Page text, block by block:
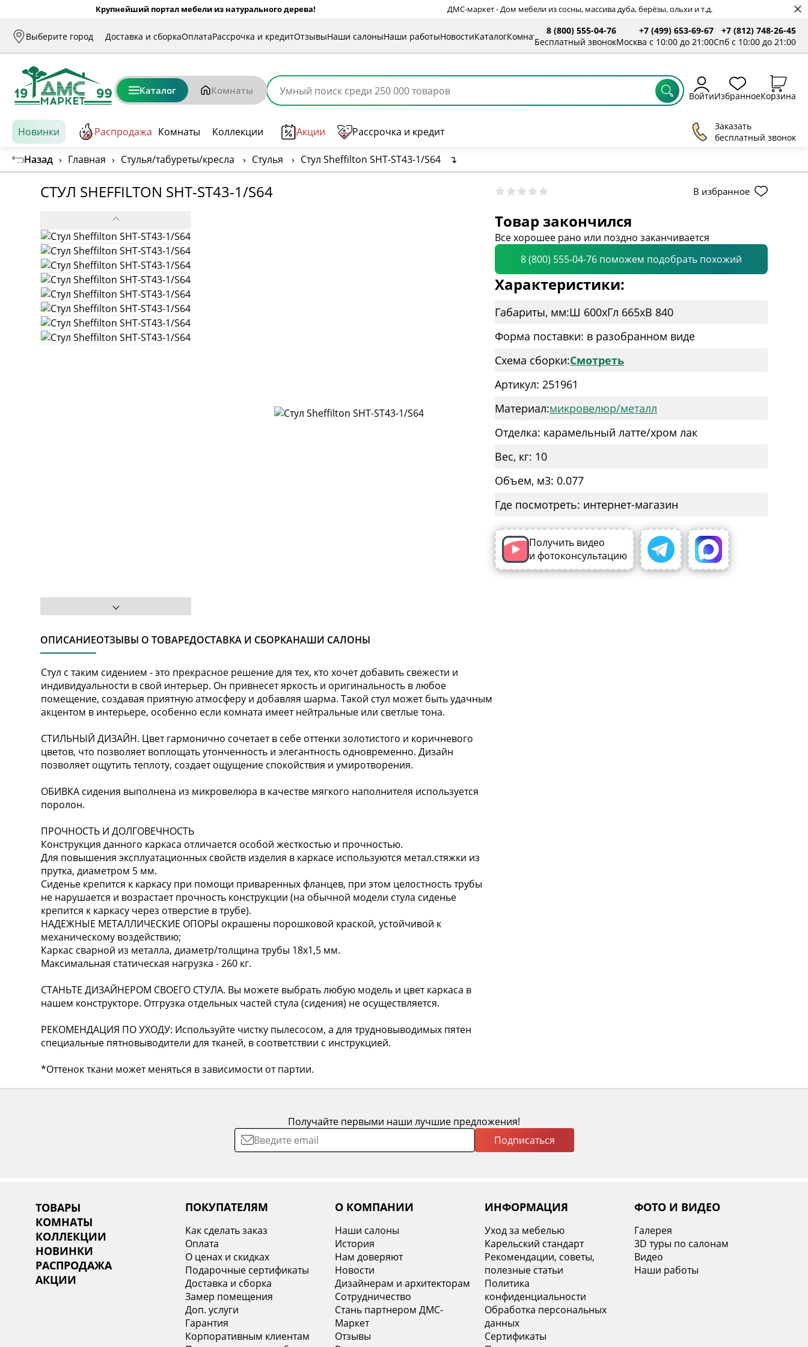
Крупнейший портал мебели из натурального дерева! ДМС-маркет - Дом мебели из сосны, массива дуба, берёзы, ольхи и т.д.
Выберите город Доставка и сборкаОплатаРассрочка и кредитОтзывыНаши салоныНаши работыНовостиКаталогКомнаты
8 (800) 555-04-76
Бесплатный звонок
+7 (499) 653-69-67
Москва с 10:00 до 21:00
+7 (812) 748-26-45
Спб с 10:00 до 21:00
Каталог Комнаты ВойтиИзбранноеКорзина
Новинки Распродажа Комнаты Коллекции Акции Рассрочка и кредит
Заказать
бесплатный звонок
Назад › Главная › Стулья/табуреты/кресла › Стулья › Стул Sheffilton SHT-ST43-1/S64 ↴
СТУЛ SHEFFILTON SHT-ST43-1/S64 В избранное
ОПИСАНИЕОТЗЫВЫ О ТОВАРЕДОСТАВКА И СБОРКАНАШИ САЛОНЫ
Стул с таким сидением - это прекрасное решение для тех, кто хочет добавить свежести и
индивидуальности в свой интерьер. Он привнесет яркость и оригинальность в любое
помещение, создавая приятную атмосферу и добавляя шарма. Такой стул может быть удачным
акцентом в интерьере, особенно если комната имеет нейтральные или светлые тона.
СТИЛЬНЫЙ ДИЗАЙН. Цвет гармонично сочетает в себе оттенки золотистого и коричневого
цветов, что позволяет воплощать утонченность и элегантность одновременно. Дизайн
позволяет ощутить теплоту, создает ощущение спокойствия и умиротворения.
ОБИВКА сидения выполнена из микровелюра в качестве мягкого наполнителя используется
поролон.
ПРОЧНОСТЬ И ДОЛГОВЕЧНОСТЬ
Конструкция данного каркаса отличается особой жесткостью и прочностью.
Для повышения эксплуатационных свойств изделия в каркасе используются метал.стяжки из
прутка, диаметром 5 мм.
Сиденье крепится к каркасу при помощи приваренных фланцев, при этом целостность трубы
не нарушается и возрастает прочность конструкции (на обычной модели стула сиденье
крепится к каркасу через отверстие в трубе).
НАДЕЖНЫЕ МЕТАЛЛИЧЕСКИЕ ОПОРЫ окрашены порошковой краской, устойчивой к
механическому воздействию;
Каркас сварной из металла, диаметр/толщина трубы 18х1,5 мм.
Максимальная статическая нагрузка - 260 кг.
СТАНЬТЕ ДИЗАЙНЕРОМ СВОЕГО СТУЛА. Вы можете выбрать любую модель и цвет каркаса в
нашем конструкторе. Отгрузка отдельных частей стула (сидения) не осуществляется.
РЕКОМЕНДАЦИЯ ПО УХОДУ: Используйте чистку пылесосом, а для трудновыводимых пятен
специальные пятновыводители для тканей, в соответствии с инструкцией.
*Оттенок ткани может меняться в зависимости от партии.
Товар закончился
Все хорошее рано или поздно заканчивается
8 (800) 555-04-76 поможем подобрать похожий
Характеристики:
Габариты, мм:Ш 600xГл 665xВ 840
Форма поставки: в разобранном виде
Схема сборки:Смотреть
Артикул: 251961
Материал:микровелюр/металл
Отделка: карамельный латте/хром лак
Вес, кг: 10
Объем, м3: 0.077
Где посмотреть: интернет-магазин
Получить видео
и фотоконсультацию
Получайте первыми наши лучшие предложения!
Подписаться
ТОВАРЫ
КОМНАТЫ
КОЛЛЕКЦИИ
НОВИНКИ
РАСПРОДАЖА
АКЦИИ
ПОКУПАТЕЛЯМ
Как сделать заказ
Оплата
О ценах и скидках
Подарочные сертификаты
Доставка и сборка
Замер помещения
Доп. услуги
Гарантия
Корпоративным клиентам
О КОМПАНИИ
Наши салоны
История
Нам доверяют
Новости
Дизайнерам и архитекторам
Сотрудничество
Стань партнером ДМС-
Маркет
Отзывы
ИНФОРМАЦИЯ
Уход за мебелью
Карельский стандарт
Рекомендации, советы,
полезные статьи
Политика
конфиденциальности
Обработка персональных
данных
Сертификаты
ФОТО И ВИДЕО
Галерея
3D туры по салонам
Видео
Наши работы